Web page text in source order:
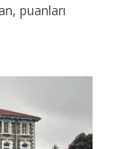
puanları